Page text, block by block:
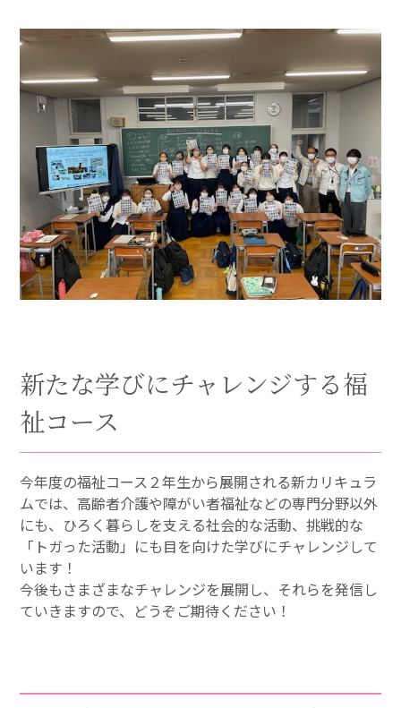
新たな学びにチャレンジする福
祉コース
今年度の福祉コース２年生から展開される新カリキュラ
ムでは、高齢者介護や障がい者福祉などの専門分野以外
にも、ひろく暮らしを支える社会的な活動、挑戦的な
「トガった活動」にも目を向けた学びにチャレンジして
います！
今後もさまざまなチャレンジを展開し、それらを発信し
ていきますので、どうぞご期待ください！